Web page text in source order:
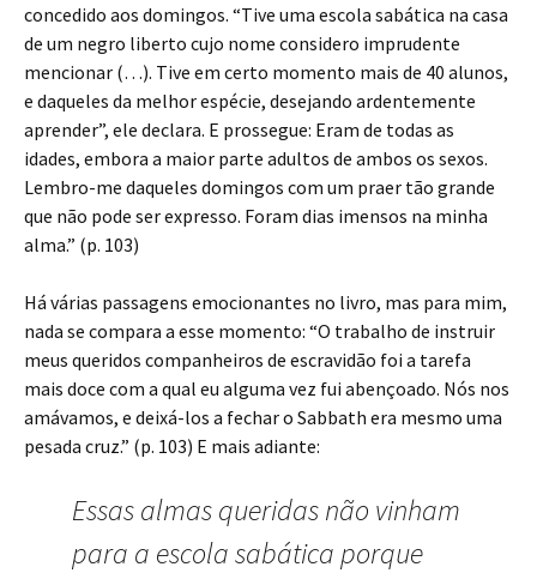
concedido aos domingos. “Tive uma escola sabática na casa
de um negro liberto cujo nome considero imprudente
mencionar (…). Tive em certo momento mais de 40 alunos,
e daqueles da melhor espécie, desejando ardentemente
aprender”, ele declara. E prossegue: Eram de todas as
idades, embora a maior parte adultos de ambos os sexos.
Lembro-me daqueles domingos com um praer tão grande
que não pode ser expresso. Foram dias imensos na minha
alma.” (p. 103)
Há várias passagens emocionantes no livro, mas para mim,
nada se compara a esse momento: “O trabalho de instruir
meus queridos companheiros de escravidão foi a tarefa
mais doce com a qual eu alguma vez fui abençoado. Nós nos
amávamos, e deixá-los a fechar o Sabbath era mesmo uma
pesada cruz.” (p. 103) E mais adiante:
Essas almas queridas não vinham
para a escola sabática porque